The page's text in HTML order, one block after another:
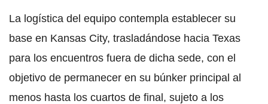
La logística del equipo contempla establecer su
base en Kansas City, trasladándose hacia Texas
para los encuentros fuera de dicha sede, con el
objetivo de permanecer en su búnker principal al
menos hasta los cuartos de final, sujeto a los